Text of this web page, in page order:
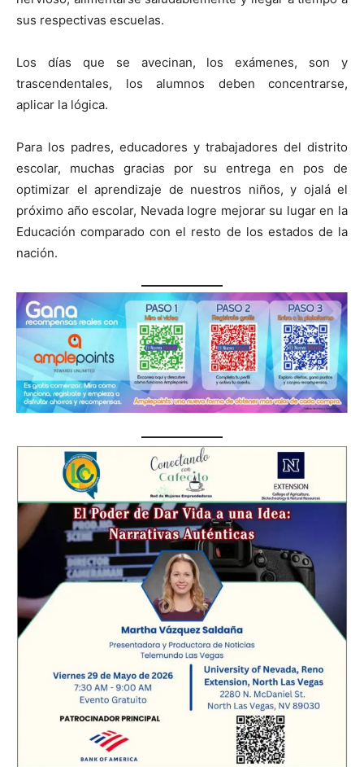
sus respectivas escuelas.
Los días que se avecinan, los exámenes, son y
trascendentales, los alumnos deben concentrarse,
aplicar la lógica.
Para los padres, educadores y trabajadores del distrito
escolar, muchas gracias por su entrega en pos de
optimizar el aprendizaje de nuestros niños, y ojalá el
próximo año escolar, Nevada logre mejorar su lugar en la
Educación comparado con el resto de los estados de la
nación.